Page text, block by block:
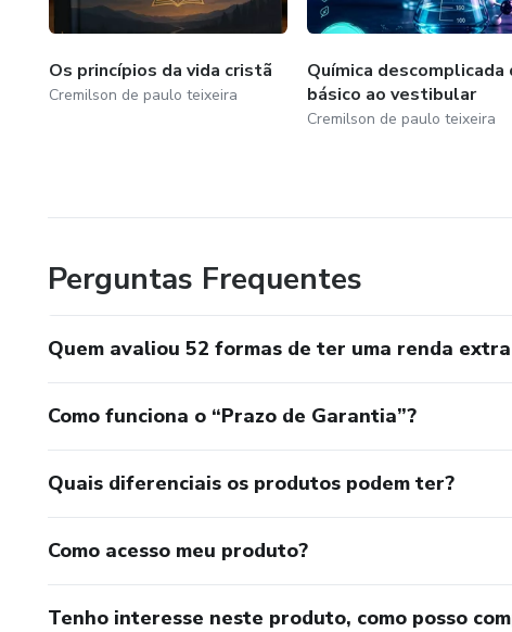
A verdade é uma só: Existem
procurar e como começar.
Este guia foi feito para eliminar
São mais de 50 ideias divididas
💼 SERVIÇOS E FREELANCE
Venda suas habilidades! Se
🛍️ CRIAÇÃO E VENDAS
Como vender produtos físicos ou
Os princípios da vida cristã
Cremilson de paulo teixeira
Química descomplicada
básico ao vestibular
Cremilson de paulo teixeira
Perguntas Frequentes
Quem avaliou 52 formas de ter uma renda
Como funciona o “Prazo de Garantia”?
Quais diferenciais os produtos podem ter?
Como acesso meu produto?
Tenho interesse neste produto, como posso